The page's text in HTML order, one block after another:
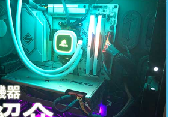
ゲーム
ソフトウェア・サービス
ガジェット